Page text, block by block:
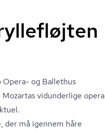
og Ballethus
vidunderlige opera
der må igennem håre